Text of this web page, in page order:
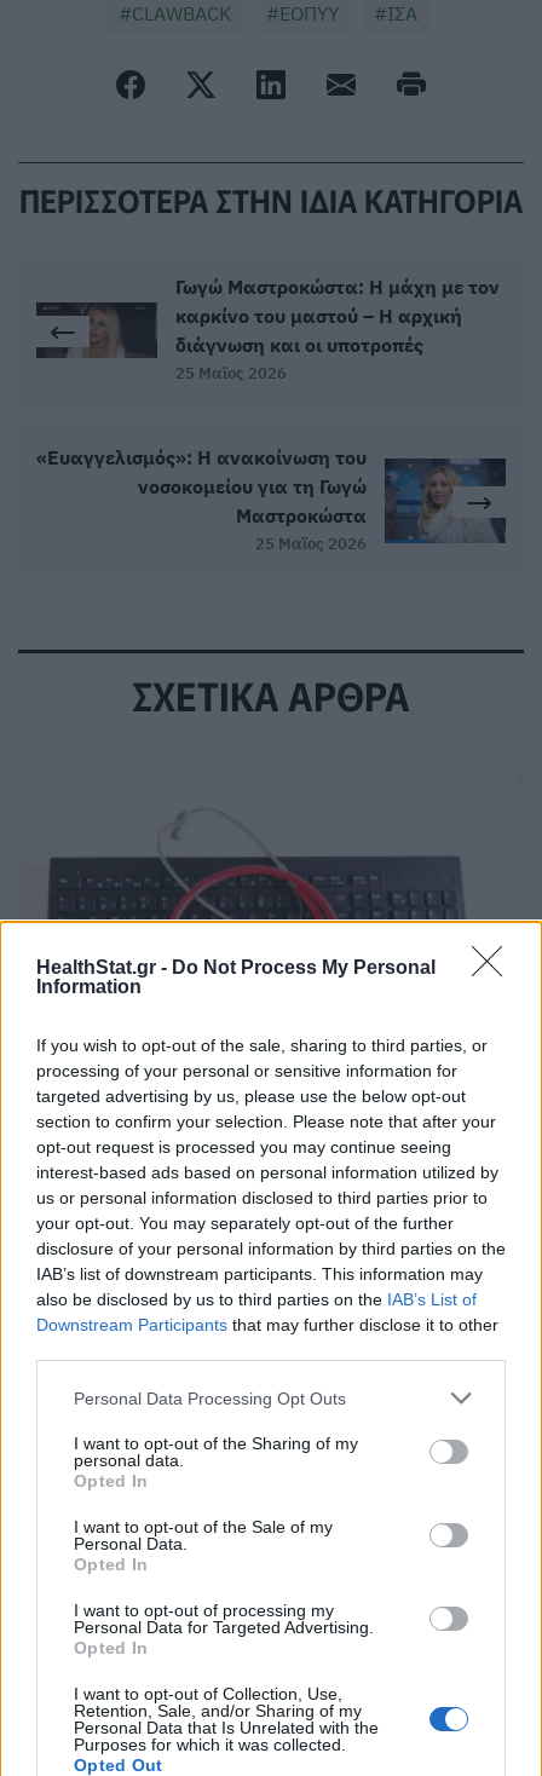
HealthStat.gr - Do Not Process My Personal
Information
If you wish to opt-out of the sale, sharing to third parties, or
processing of your personal or sensitive information for
targeted advertising by us, please use the below opt-out
section to confirm your selection. Please note that after your
opt-out request is processed you may continue seeing
interest-based ads based on personal information utilized by
us or personal information disclosed to third parties prior to
your opt-out. You may separately opt-out of the further
disclosure of your personal information by third parties on the
IAB’s list of downstream participants. This information may
also be disclosed by us to third parties on the IAB’s List of
Downstream Participants that may further disclose it to other
Personal Data Processing Opt Outs
I want to opt-out of the Sharing of my
personal data.
Opted In
I want to opt-out of the Sale of my
Personal Data.
Opted In
I want to opt-out of processing my
Personal Data for Targeted Advertising.
Opted In
I want to opt-out of Collection, Use,
Retention, Sale, and/or Sharing of my
Personal Data that Is Unrelated with the
Purposes for which it was collected.
Opted Out
CLAWBACK ΕΟΠΥΥ ΙΣΑ
ΠΕΡΙΣΣΟΤΕΡΑ ΣΤΗΝ ΙΔΙΑ ΚΑΤΗΓΟΡΙΑ
Γωγώ Μαστροκώστα: Η μάχη με τον
καρκίνο του μαστού – Η αρχική
διάγνωση και οι υποτροπές
25 Μαϊος 2026
«Ευαγγελισμός»: Η ανακοίνωση του
νοσοκομείου για τη Γωγώ
Μαστροκώστα
25 Μαϊος 2026
ΣΧΕΤΙΚΑ ΑΡΘΡΑ
ΠΟΕΡΓΙ: Εξώδικα σε ΗΔΙΚΑ και ΕΟΠΥΥ για
ελέγχους στην ηλεκτρονική συνταγογράφηση
ΕΠΙΚΑΙΡΌΤΗΤΑ 04/08/2026 - 15:51
ΕΟΠΥΥ: Κανονικά τον Αύγουστο η υπηρεσία
Αποστολής ΦΥΚ Κατ’ Οίκον
ΕΠΙΚΑΙΡΌΤΗΤΑ 03/08/2026 - 15:48